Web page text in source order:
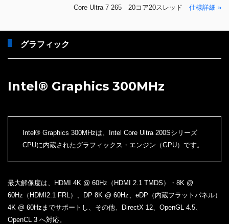
Core Ultra 7 265 20コア20スレッド 仕様詳細 »
グラフィック
Intel® Graphics 300MHz
Intel® Graphics 300MHzは、Intel Core Ultra 200Sシリーズ
CPUに内蔵されたグラフィックス・エンジン（GPU）です。
最大解像度は、HDMI 4K @ 60Hz（HDMI 2.1 TMDS）・8K @
60Hz（HDMI2.1 FRL）、DP 8K @ 60Hz、eDP（内蔵フラットパネル）
4K @ 60Hzまでサポートし、その他、DirectX 12、OpenGL 4.5、
OpenCL 3 へ対応。